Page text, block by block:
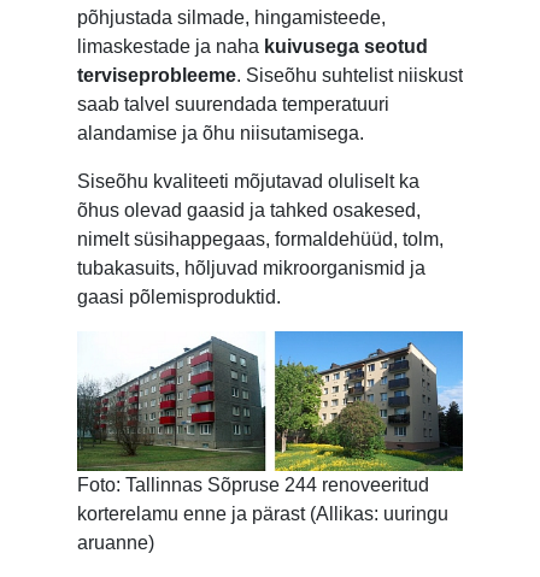
põhjustada silmade, hingamisteede,
limaskestade ja naha kuivusega seotud
terviseprobleeme. Siseõhu suhtelist niiskust
saab talvel suurendada temperatuuri
alandamise ja õhu niisutamisega.
Siseõhu kvaliteeti mõjutavad oluliselt ka
õhus olevad gaasid ja tahked osakesed,
nimelt süsihappegaas, formaldehüüd, tolm,
tubakasuits, hõljuvad mikroorganismid ja
gaasi põlemisproduktid.
Foto: Tallinnas Sõpruse 244 renoveeritud
korterelamu enne ja pärast (Allikas: uuringu
aruanne)